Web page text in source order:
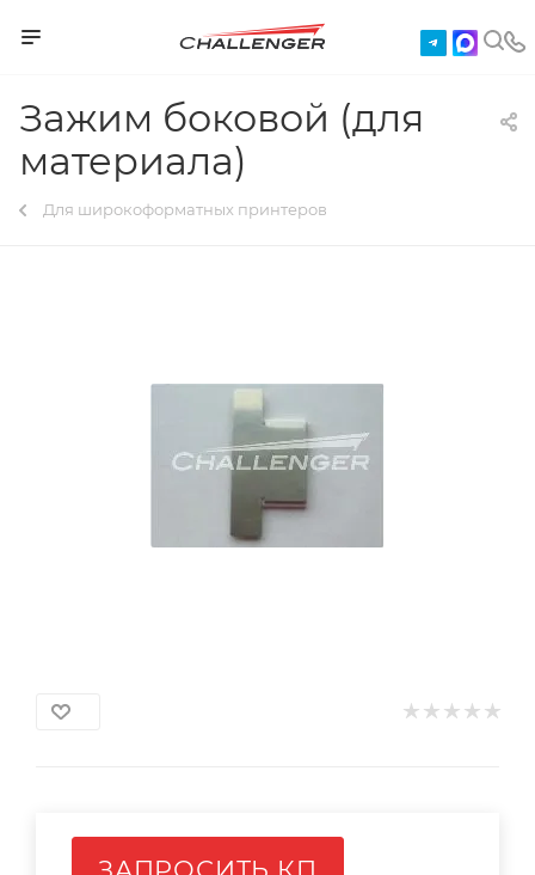
Зажим боковой (для
материала)
Для широкоформатных принтеров